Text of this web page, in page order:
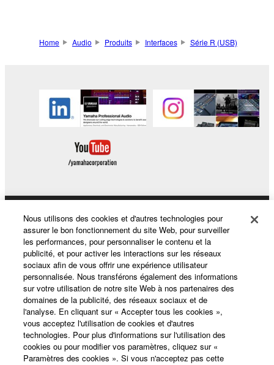
Home Audio Produits Interfaces Série R (USB)
Produits et solutions
Actualités
A propos de Yamaha
Nous utilisons des cookies et d'autres technologies pour
assurer le bon fonctionnement du site Web, pour surveiller
les performances, pour personnaliser le contenu et la
publicité, et pour activer les interactions sur les réseaux
sociaux afin de vous offrir une expérience utilisateur
personnalisée. Nous transférons également des informations
sur votre utilisation de notre site Web à nos partenaires des
domaines de la publicité, des réseaux sociaux et de
l'analyse. En cliquant sur « Accepter tous les cookies »,
vous acceptez l'utilisation de cookies et d'autres
technologies. Pour plus d'informations sur l'utilisation des
cookies ou pour modifier vos paramètres, cliquez sur «
Paramètres des cookies ». Si vous n'acceptez pas cette